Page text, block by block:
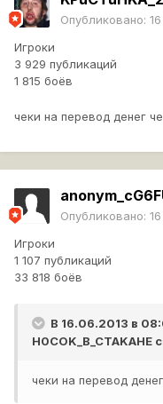
Опубликовано:
Игроки
3 929 публикаций
1 815 боёв
чеки на перевод денег
Опубликовано:
Игроки
1 107 публикаций
33 818 боёв
В 16.06.2013 в
H0COK_B_CTAKAHE
чеки на перевод